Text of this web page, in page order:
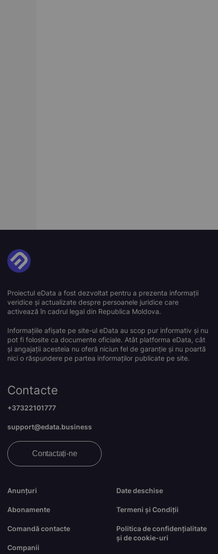
Proiectul eData a fost dezvoltat pentru a prezenta informații
veridice și actualizate despre persoanele juridice care
activează în cadrul legal din Republica Moldova.
Informațiile afișate pe site-ul eData au scop pur informativ și nu
pot fi folosite ca documente oficiale. Atât platforma eData, cât
și angajații acesteia nu oferă niciun fel de garanție și nu poartă
nici o răspundere pe partea informaților publicate pe site.
Anunțuri
Abonamente
Comandă contacte
Companii
Date deschise
Termeni și Condiții
Politica de confidențialitate
și de cookie-uri
Contacte
+37322101777
support@edata.business
Contactați-ne